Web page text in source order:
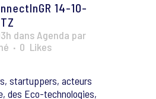
14-10-
dans Agenda par
0 Likes
startuppers, acteurs
des Eco-technologies,